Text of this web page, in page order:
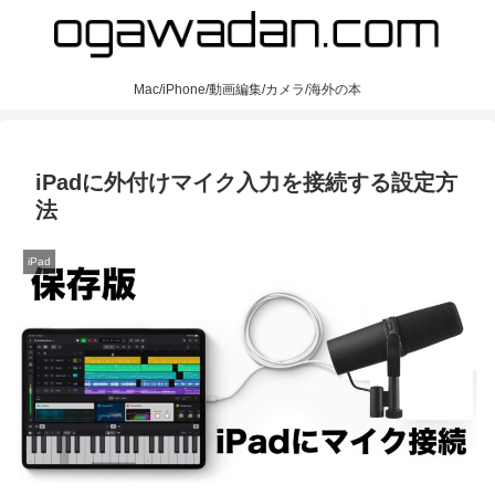
Mac/iPhone/動画編集/カメラ/海外の本
iPadに外付けマイク入力を接続する設定方
法
iPad